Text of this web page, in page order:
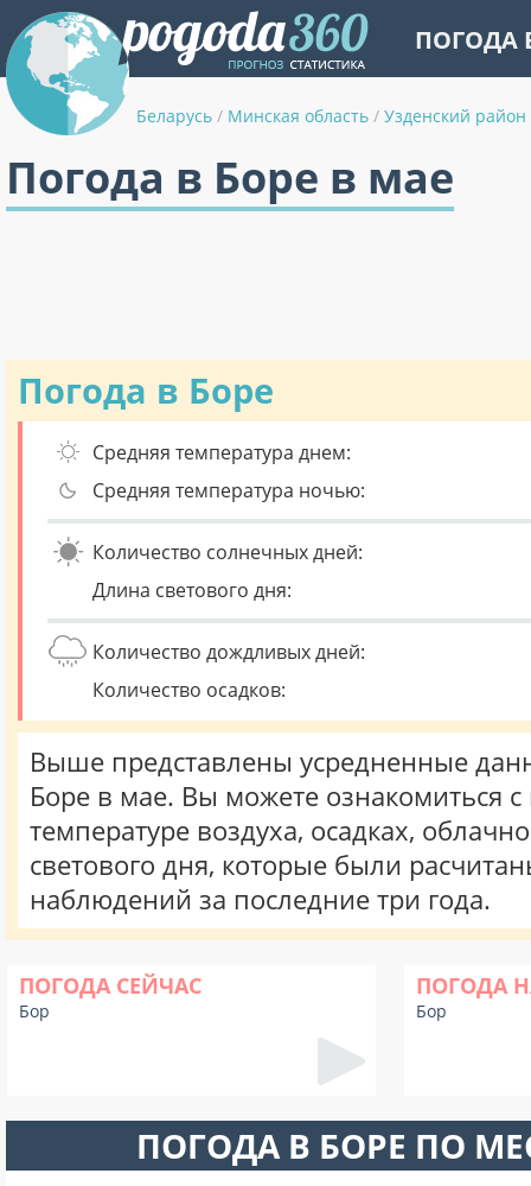
ПОГОДА
Беларусь / Минская область / Узденский район
Погода в Боре в мае
Погода в Боре
Средняя температура днем:
Средняя температура ночью:
Количество солнечных дней:
Длина светового дня:
Количество дождливых дней:
Количество осадков:
Выше представлены усредненные
Боре в мае. Вы можете ознакомиться
температуре воздуха, осадках,
светового дня, которые были
наблюдений за последние три года.
ПОГОДА СЕЙЧАС
Бор
ПОГОДА
Бор
ПОГОДА В БОРЕ ПО